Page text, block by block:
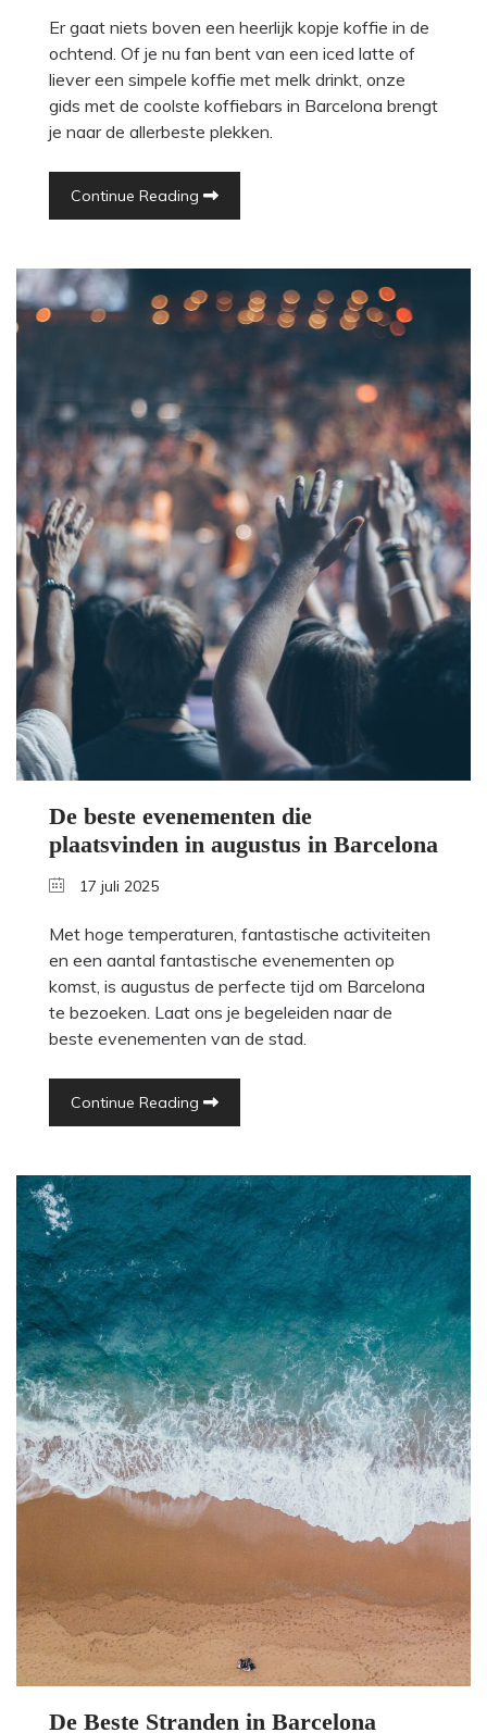
Er gaat niets boven een heerlijk kopje koffie in de
ochtend. Of je nu fan bent van een iced latte of
liever een simpele koffie met melk drinkt, onze
gids met de coolste koffiebars in Barcelona brengt
je naar de allerbeste plekken.
Continue Reading
De beste evenementen die
plaatsvinden in augustus in Barcelona
17 juli 2025
Met hoge temperaturen, fantastische activiteiten
en een aantal fantastische evenementen op
komst, is augustus de perfecte tijd om Barcelona
te bezoeken. Laat ons je begeleiden naar de
beste evenementen van de stad.
Continue Reading
De Beste Stranden in Barcelona